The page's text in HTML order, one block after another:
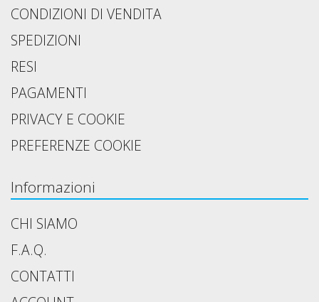
CONDIZIONI DI VENDITA
SPEDIZIONI
RESI
PAGAMENTI
PRIVACY E COOKIE
PREFERENZE COOKIE
Informazioni
CHI SIAMO
F.A.Q.
CONTATTI